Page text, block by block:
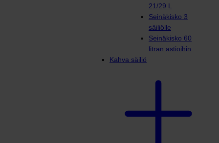
21/29 L
Seinäkisko 3
säiliölle
Seinäkisko 60
litran astioihin
Kahva säiliö